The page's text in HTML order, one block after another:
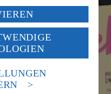
Daten in den
willigst du im Sinne
DSGVO ein, dass deine
werden. Der EuGH sieht
europäischen
Datenschutzniveau an.
durch US-